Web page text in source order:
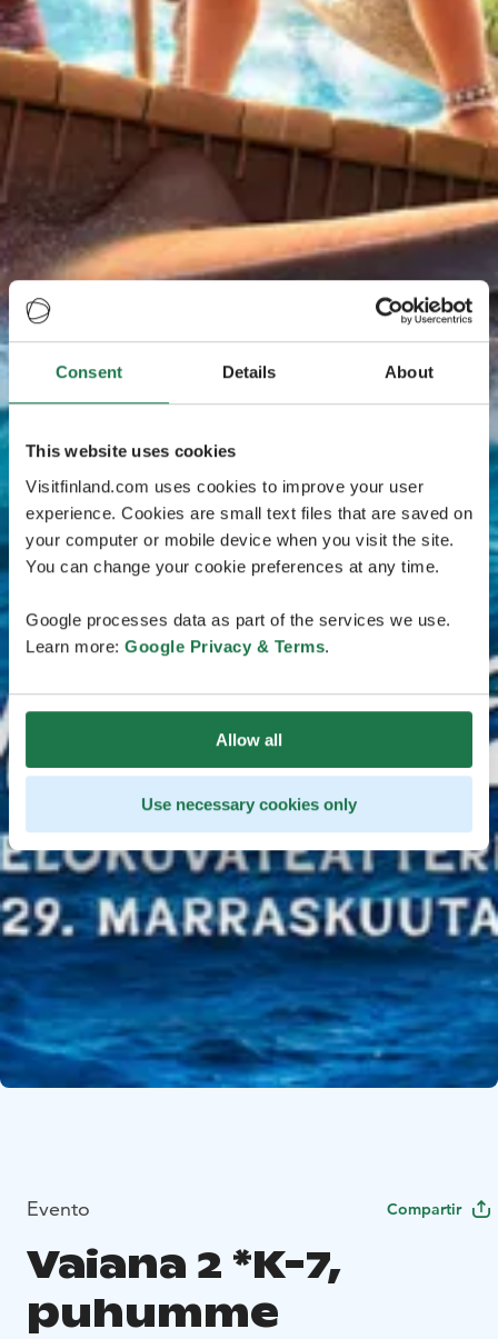
Consent Details About
This website uses cookies
Visitfinland.com uses cookies to improve your user
experience. Cookies are small text files that are saved on
your computer or mobile device when you visit the site.
You can change your cookie preferences at any time.
Google processes data as part of the services we use.
Learn more: Google Privacy & Terms.
Allow all
Use necessary cookies only
Evento Compartir
Vaiana 2 *K-7,
puhumme